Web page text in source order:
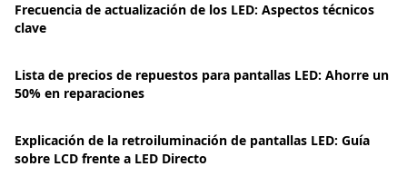
Frecuencia de actualización de los LED: Aspectos técnicos
clave
Lista de precios de repuestos para pantallas LED: Ahorre un
50% en reparaciones
Explicación de la retroiluminación de pantallas LED: Guía
sobre LCD frente a LED Directo